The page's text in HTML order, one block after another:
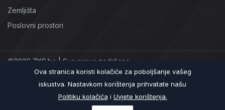
Zemljišta
Poslovni prostori
©2026 ZKS.ba | Sva prava zadržana
Uslovi korištenjaPolitika PrivatnostiPolitika Kolačića
Ova stranica koristi kolačiće za poboljšanje vašeg
iskustva. Nastavkom korištenja prihvatate našu
Politiku kolačića i Uvjete korištenja.